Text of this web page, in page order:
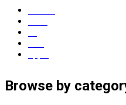
Browse by